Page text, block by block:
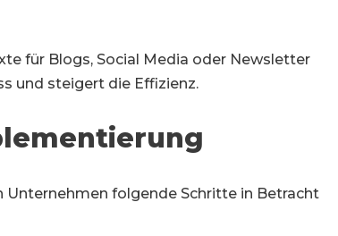
für Blogs, Social Media oder Newsletter
und steigert die Effizienz.
Unternehmen folgende Schritte in Betracht